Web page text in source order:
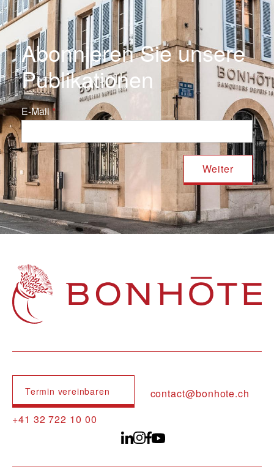
Abonnieren Sie unsere
Publikationen
E-Mail
Navigation principale
Termin vereinbaren
contact@bonhote.ch
+41 32 722 10 00